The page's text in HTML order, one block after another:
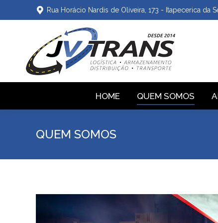
Rua Horácio Nardis de Oliveira, 173 - Itapecerica da
HOME QUEM SOMOS
QUEM SOMOS